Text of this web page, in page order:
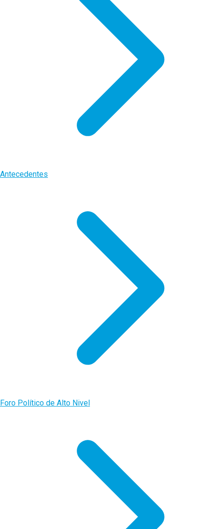
Antecedentes
Foro Político de Alto Nivel